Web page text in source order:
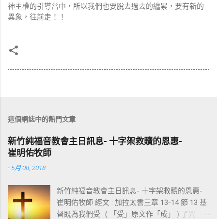
神主權的引導當中，所以我們也要脫去過去的纏累，要有新的
異象，往前走！！
這個網誌中的熱門文章
新竹純福音教會主日訊息- 十字架救贖的恩惠-
崔明佑牧師
- 5月 08, 2018
新竹純福音教會主日訊息- 十字架救贖的恩惠-
崔明佑牧師 經文 : 加拉太書三章 13-14 節 13 基
督既為我們受 ( 「受」原文作「成」 ) 了咒